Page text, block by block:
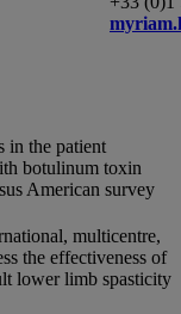
in the patient
botulinum toxin
American survey
multicentre,
the effectiveness of
lower limb spasticity